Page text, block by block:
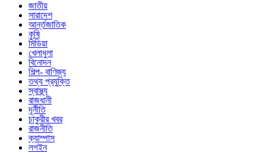
জাতীয়
সারাদেশ
আর্ন্তজাতিক
কৃষি
মিডিয়া
খেলাধুলা
বিনোদন
শিল্প- বাণিজ্য
তথ্য প্রযুক্তি
স্বাস্থ্য
রাজধানী
দূর্নীতি
চাকুরীর খবর
রাজনীতি
ক্যাম্পাস
লগইন